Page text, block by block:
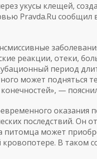
укусы клещей,
Pravda.Ru сообщил
реакции, отеки,
период
может подняться
—
последствий. Он
питомца может
В таком